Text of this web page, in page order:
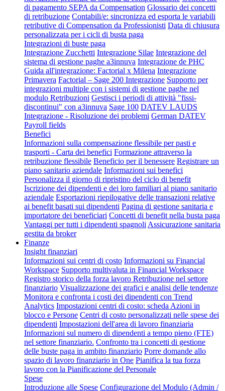
di pagamento SEPA da Compensation Glossario dei concetti
di retribuzione Contabili/e: sincronizza ed esporta le variabili
retributive di Compensation da Professionisti Data di chiusura
personalizzata per i cicli di busta paga
Integrazioni di buste paga
Integrazione Zucchetti Integrazione Silae Integrazione del
sistema di gestione paghe a3innuva Integrazione de PHC
Guida all'integrazione: Factorial x Milena Integrazione
Primavera Factorial – Sage 200 Integrazione Supporto per
integrazioni multiple con i sistemi di gestione paghe nel
modulo Retribuzioni Gestisci i periodi di attività "fissi-
discontinui" con a3innuva Sage 100 DATEV LAUDS
Integrazione - Risoluzione dei problemi German DATEV
Payroll fields
Benefici
Informazioni sulla compensazione flessibile per pasti e
trasporti - Carta dei benefici Formazione attraverso la
retribuzione flessibile Beneficio per il benessere Registrare un
piano sanitario aziendale Informazioni sui benefici
Personalizza il giorno di ripristino del ciclo di benefit
Iscrizione dei dipendenti e dei loro familiari al piano sanitario
aziendale Esportazioni riepilogative delle transazioni relative
ai benefit basati sui dipendenti Pagina di gestione sanitaria e
importatore dei beneficiari Concetti di benefit nella busta paga
Vantaggi per tutti i dipendenti spagnoli Assicurazione sanitaria
gestita da broker
Finanze
Insight finanziari
Informazioni sui centri di costo Informazioni su Financial
Workspace Supporto multivaluta in Financial Workspace
Registro storico della forza lavoro Retribuzione nel settore
finanziario Visualizzazione dei grafici e analisi delle tendenze
Monitora e confronta i costi dei dipendenti con Trend
Analytics Impostazioni centri di costo: scheda Azioni in
blocco e Persone Centri di costo personalizzati nelle spese dei
dipendenti Impostazioni dell'area di lavoro finanziaria
Informazioni sul numero di dipendenti a tempo pieno (FTE)
nel settore finanziario. Confronto tra i concetti di gestione
delle buste paga in ambito finanziario Porre domande allo
spazio di lavoro finanziario in One Pianifica la tua forza
lavoro con la Pianificazione del Personale
Spese
Introduzione alle Spese Configurazione del Modulo (Admin /